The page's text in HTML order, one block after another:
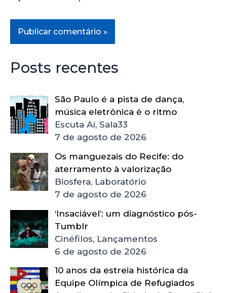
Posts recentes
São Paulo é a pista de dança,
música eletrônica é o ritmo
Escuta Aí, Sala33
7 de agosto de 2026
Os manguezais do Recife: do
aterramento à valorização
Biosfera, Laboratório
7 de agosto de 2026
‘Insaciável’: um diagnóstico pós-
Tumblr
Cinéfilos, Lançamentos
6 de agosto de 2026
10 anos da estreia histórica da
Equipe Olímpica de Refugiados